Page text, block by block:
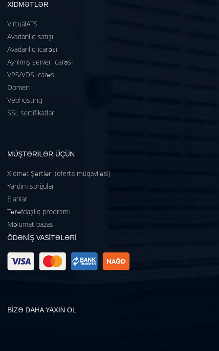
XİDMƏTLƏR
VirtualATS
Avadanlıq satışı
Avadanlıq icarəsi
Ayrılmış server icarəsi
VPS/VDS icarəsi
Domen
Vebhostinq
SSL sertifikatlar
MÜŞTƏRİLƏR ÜÇÜN
Xidmət Şərtləri (oferta müqaviləsi)
Yardım sorğuları
Elanlar
Tərəfdaşlıq proqramı
Məlumat bazası
ÖDƏNİŞ VASİTƏLƏRİ
BİZƏ DAHA YAXIN OL